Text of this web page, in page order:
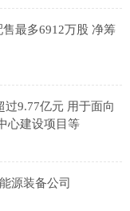
售最多6912万股 净筹
9.77亿元 用于面向
心建设项目等
源装备公司